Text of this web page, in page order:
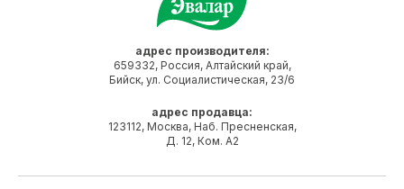
адрес производителя:
659332, Россия, Алтайский край,
Бийск, ул. Социалистическая, 23/6
адрес продавца:
123112, Москва, Наб. Пресненская,
Д. 12, Ком. А2